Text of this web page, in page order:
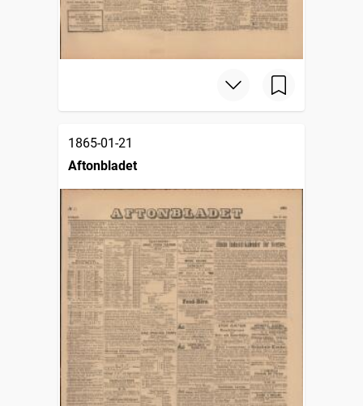
1865-01-21
Aftonbladet